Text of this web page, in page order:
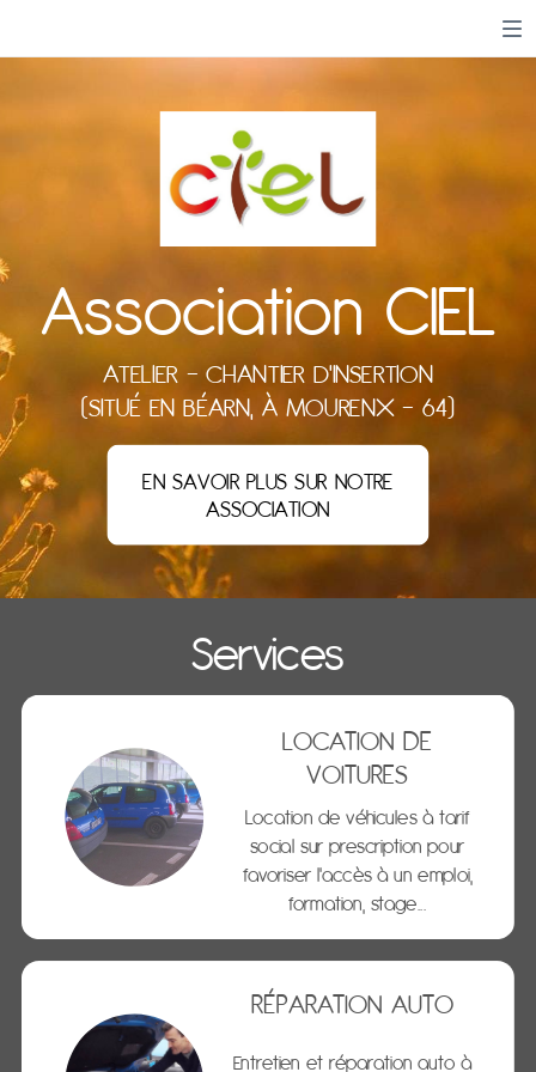
EN SAVOIR PLUS SUR NOTRE
ASSOCIATION
ATELIER - CHANTIER D'INSERTION
(SITUÉ EN BÉARN, À MOURENX - 64)
Association CIEL
Services
Location de véhicules à tarif
socialsur prescription pour
favoriser l'accès à un emploi,
formation, stage...
LOCATION DE
VOITURES
Entretien et réparation auto à
RÉPARATION AUTO